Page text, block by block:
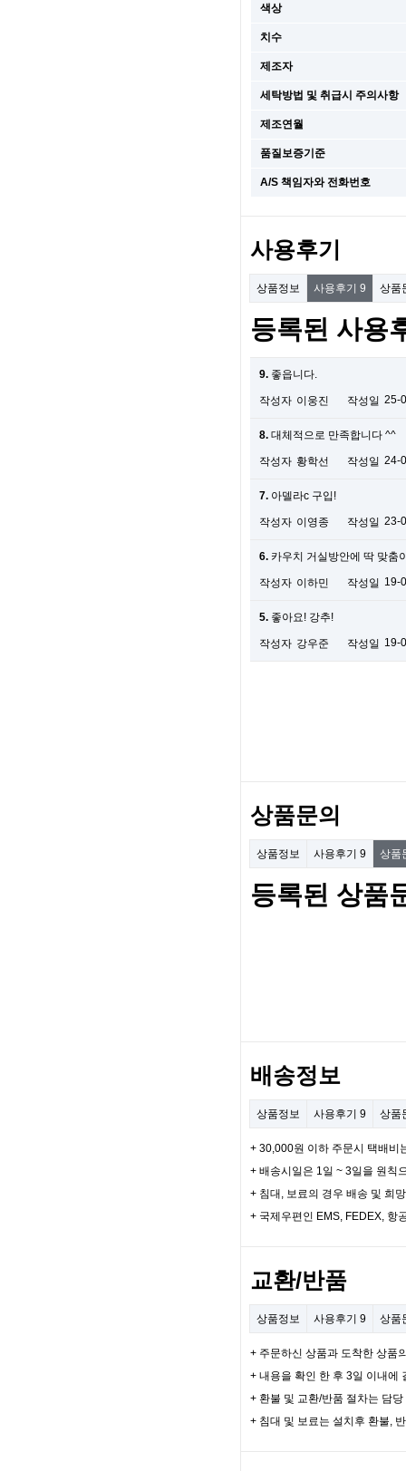
색상
치수
제조자
세탁방법 및 취급시 주의사항
제조연월
품질보증기준
A/S 책임자와 전화번호
사용후기
상품정보 사용후기 9 상품
등록된 사용
9. 좋읍니다.
작성자 이웅진 작성일 25-
8. 대체적으로 만족합니다 ^^
작성자 황학선 작성일 24-
7. 아델라c 구입!
작성자 이영종 작성일 23-
6. 카우치 거실방안에 딱 맞춤
작성자 이하민 작성일 19-
5. 좋아요! 강추!
작성자 강우준 작성일 19-
상품문의
상품정보 사용후기 9 상품
등록된 상품
배송정보
상품정보 사용후기 9 상품
+ 30,000원 이하 주문시 택배비
+ 배송시일은 1일 ~ 3일을 원칙
+ 침대, 보료의 경우 배송 및 희
+ 국제우편인 EMS, FEDEX, 항
교환/반품
상품정보 사용후기 9 상품
+ 주문하신 상품과 도착한 상품
+ 내용을 확인 한 후 3일 이내에
+ 환불 및 교환/반품 절차는 담
+ 침대 및 보료는 설치후 환불,